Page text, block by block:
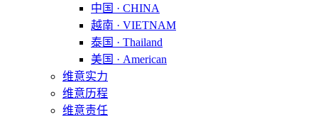
中国 · CHINA
越南 · VIETNAM
泰国 · Thailand
美国 · American
维意实力
维意历程
维意责任